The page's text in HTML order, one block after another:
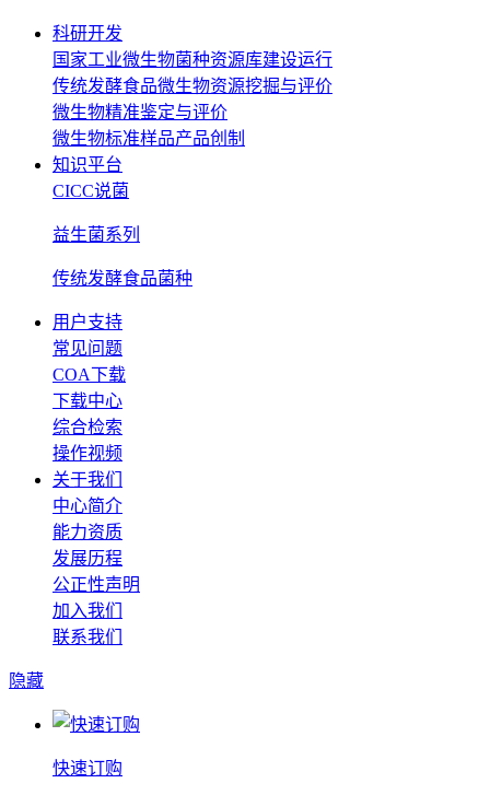
科研开发
国家工业微生物菌种资源库建设运行
传统发酵食品微生物资源挖掘与评价
微生物精准鉴定与评价
微生物标准样品产品创制
知识平台
CICC说菌
益生菌系列
传统发酵食品菌种
用户支持
常见问题
COA下载
下载中心
综合检索
操作视频
关于我们
中心简介
能力资质
发展历程
公正性声明
加入我们
联系我们
隐藏
快速订购